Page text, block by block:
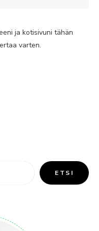
ja kotisivuni tähän
varten.
ETSI